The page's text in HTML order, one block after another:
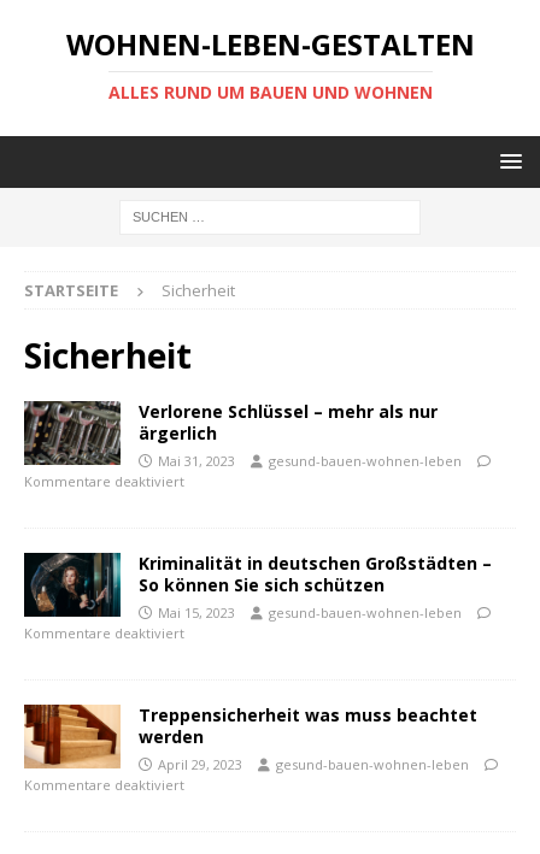
WOHNEN-LEBEN-GESTALTEN
ALLES RUND UM BAUEN UND WOHNEN
STARTSEITE Sicherheit
Sicherheit
Verlorene Schlüssel – mehr als nur
ärgerlich
Mai 31, 2023
gesund-bauen-wohnen-leben
Kommentare deaktiviert
Kriminalität in deutschen Großstädten –
So können Sie sich schützen
Mai 15, 2023
gesund-bauen-wohnen-leben
Kommentare deaktiviert
Treppensicherheit was muss beachtet
werden
April 29, 2023
gesund-bauen-wohnen-leben
Kommentare deaktiviert